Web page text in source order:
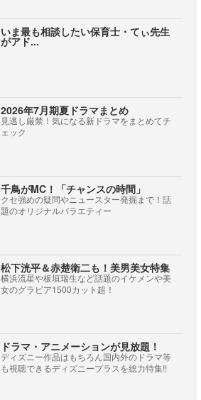
いま最も相談したい保育士・てぃ先生
がアド...
2026年7月期夏ドラマまとめ
見逃し厳禁！気になる新ドラマをまとめてチ
ェック
千鳥がMC！「チャンスの時間」
クセ強めの疑問やニュースター発掘まで！話
題のオリジナルバラエティー
松下洸平＆赤楚衛二も！美男美女特集
横浜流星や板垣瑞生など話題のイケメンや美
女のグラビア1500カット超！
ドラマ・アニメーションが見放題！
ディズニー作品はもちろん国内外のドラマ等
も視聴できるディズニープラスを総力特集!!